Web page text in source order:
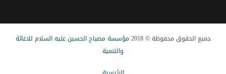
جميع الحقوق محفوظة © 2018
مؤسسة مصباح الحسین علیه السلام للاغاثة
والتنمیة